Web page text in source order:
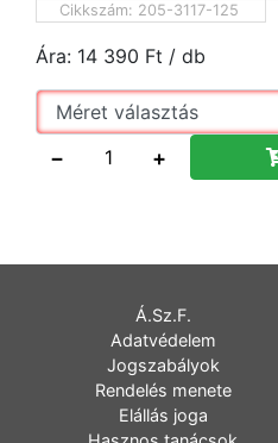
Cikkszám: 205-3117-125
Ára: 14 390 Ft / db
− +
Á.Sz.F.
Adatvédelem
Jogszabályok
Rendelés menete
Elállás joga